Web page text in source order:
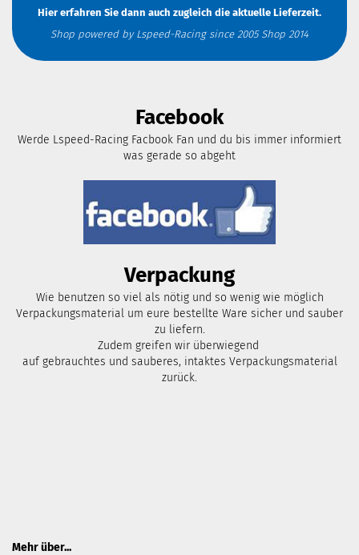
Hier erfahren Sie dann auch zugleich die aktuelle Lieferzeit.
Shop powered by Lspeed-Racing since 2005 Shop 2014
Facebook
Werde Lspeed-Racing Facbook Fan und du bis immer informiert
was gerade so abgeht
Verpackung
Wie benutzen so viel als nötig und so wenig wie möglich
Verpackungsmaterial um eure bestellte Ware sicher und sauber
zu liefern.
Zudem greifen wir überwiegend
auf gebrauchtes und sauberes, intaktes Verpackungsmaterial
zurück.
Mehr über...